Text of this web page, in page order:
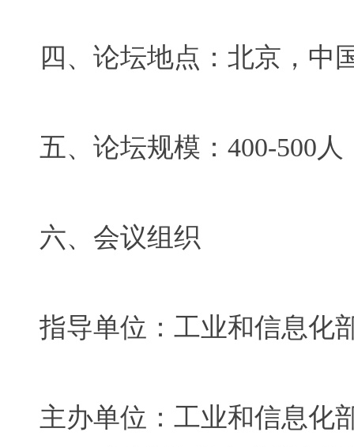
四、论坛地点：北京，中
五、论坛规模： 400-500人
六、会议组织
指导单位：工业和信息化
主办单位：工业和信息化